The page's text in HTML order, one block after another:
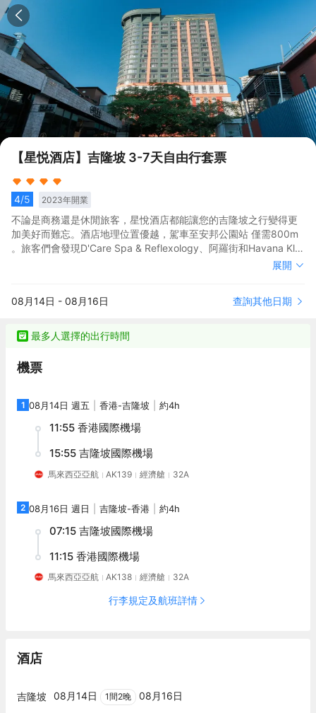
【星悦酒店】吉隆坡 3-7天自由行套票
4/5 2023年開業
不論是商務還是休閒旅客，星悅酒店都能讓您的吉隆坡之行變得更
加美好而難忘。酒店地理位置優越，駕車至安邦公園站 僅需800m
。旅客們會發現D'Care Spa & Reflexology、阿羅街和Havana Kl距
離酒店都不遠。酒店對客房的裝飾十分考究，每間設施齊全的客房
方。在空閒的時候，去酒吧喝杯飲品放鬆一下是不錯的選擇。如果
酒店的餐飲無法滿足您挑剔的味蕾，附近香蘭葉（麪包甜點）的香
Restoran Rebung Chef Ismail（東南亞菜）的亞參叻沙或許能勾起
您的食慾。酒店種類繁多的休閒設施能為每一位下榻於此的您創造
將熱情的服務與專業的素質完美地結合在一起。客人如需兌換貨
不論是商務還是休閒旅客，星悅酒店都能讓您的吉隆坡之行變得更
離酒店都不遠。酒店對客房的裝飾十分考究，每間設施齊全的客房
此之外，配備有拖鞋和24小時熱水的浴室是您消除一天疲勞的好地
旅客想在自己的房間舒適的用餐，酒店可提供客房服務。若是覺得
酒店的餐飲無法滿足您挑剔的味蕾，附近香蘭葉（麪包甜點）的香
Restoran Rebung Chef Ismail（東南亞菜）的亞參叻沙或許能勾起
多元化的休閒空間，這其中包括按摩室和室外泳池。酒店的會議廳
將熱情的服務與專業的素質完美地結合在一起。客人如需兌換貨
幣，酒店會為您提供外幣兌換服務。
展開
08月14日 - 08月16日 查詢其他日期
最多人選擇的出行時間
機票
1 08月14日 週五 香港-吉隆坡 約4h
11:55 香港國際機場
15:55 吉隆坡國際機場
馬來西亞亞航 AK139 經濟艙 32A
2 08月16日 週日 吉隆坡-香港 約4h
07:15 吉隆坡國際機場
11:15 香港國際機場
馬來西亞亞航 AK138 經濟艙 32A
行李規定及航班詳情
酒店
吉隆坡 08月14日 1間2晚 08月16日